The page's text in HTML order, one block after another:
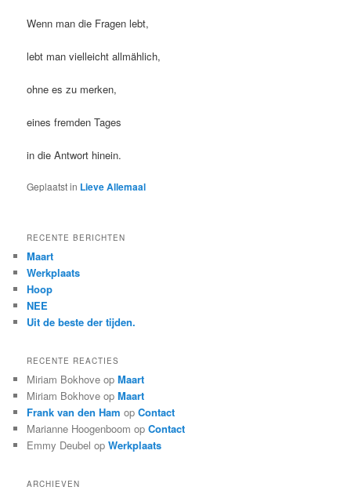
Wenn man die Fragen lebt,
lebt man vielleicht allmählich,
ohne es zu merken,
eines fremden Tages
in die Antwort hinein.
Geplaatst in Lieve Allemaal
RECENTE BERICHTEN
Maart
Werkplaats
Hoop
NEE
Uit de beste der tijden.
RECENTE REACTIES
Miriam Bokhove opMaart
Miriam Bokhove opMaart
Frank van den Ham opContact
Marianne Hoogenboom opContact
Emmy Deubel opWerkplaats
ARCHIEVEN